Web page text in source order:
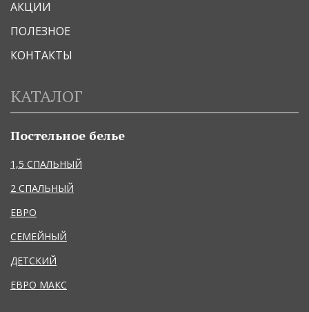
АКЦИИ
ПОЛЕЗНОЕ
КОНТАКТЫ
КАТАЛОГ
Постельное белье
1,5 СПАЛЬНЫЙ
2 СПАЛЬНЫЙ
ЕВРО
СЕМЕЙНЫЙ
ДЕТСКИЙ
ЕВРО МАКС